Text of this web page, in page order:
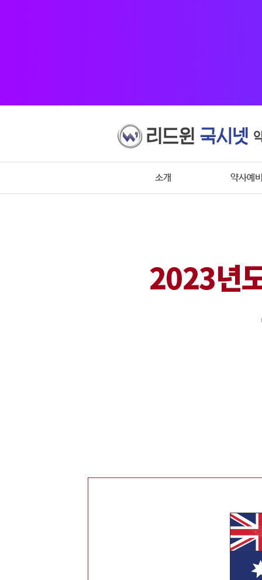
소개 약사예